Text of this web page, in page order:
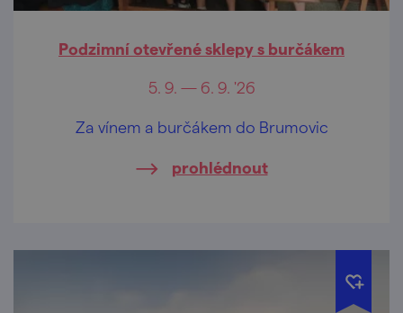
Podzimní otevřené sklepy s burčákem
5. 9. — 6. 9. '26
Za vínem a burčákem do Brumovic
prohlédnout